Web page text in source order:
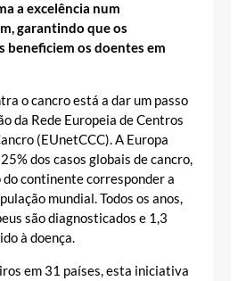
a excelência num
garantindo que os
beneficiem os doentes em
o cancro está a dar um passo
da Rede Europeia de Centros
(EUnetCCC). A Europa
dos casos globais de cancro,
do continente corresponder a
mundial. Todos os anos,
são diagnosticados e 1,3
à doença.
em 31 países, esta iniciativa